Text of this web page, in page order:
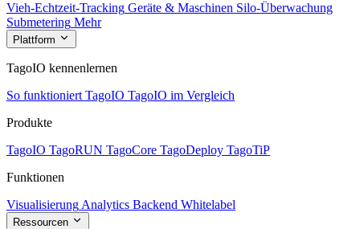
Vieh-Echtzeit-Tracking Geräte & Maschinen Silo-Überwachung
Submetering Mehr
Plattform
TagoIO kennenlernen
So funktioniert TagoIO TagoIO im Vergleich
Produkte
TagoIO TagoRUN TagoCore TagoDeploy TagoTiP
Funktionen
Visualisierung Analytics Backend Whitelabel
Ressourcen